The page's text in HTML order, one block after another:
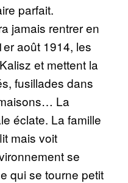
parfait.
jamais rentrer en
août 1914, les
et mettent la
fusillades dans
La
éclate. La famille
mais voit
se
qui se tourne petit